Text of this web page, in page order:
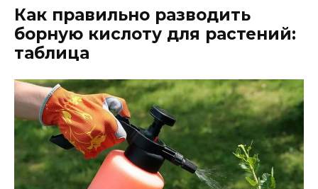
Как правильно разводить
борную кислоту для растений:
таблица